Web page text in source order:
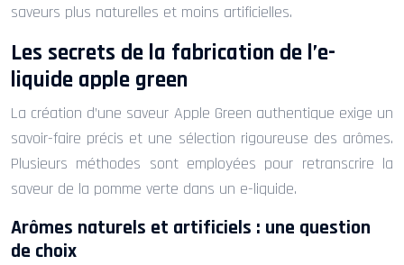
saveurs plus naturelles et moins artificielles.
Les secrets de la fabrication de l’e-
liquide apple green
La création d’une saveur Apple Green authentique exige un
savoir-faire précis et une sélection rigoureuse des arômes.
Plusieurs méthodes sont employées pour retranscrire la
saveur de la pomme verte dans un e-liquide.
Arômes naturels et artificiels : une question
de choix